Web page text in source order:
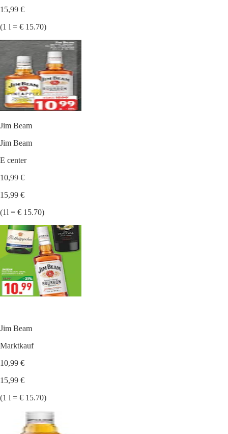
15,99 €
(1 l = € 15.70)
Jim Beam
Jim Beam
E center
10,99 €
15,99 €
(1l = € 15.70)
Jim Beam
Marktkauf
10,99 €
15,99 €
(1 l = € 15.70)